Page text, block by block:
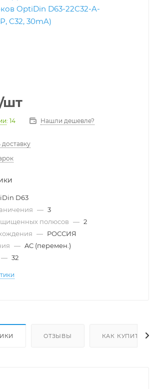
шт
: 14 Нашли дешевле?
доставку
D63
— 3
полюсов — 2
— РОССИЯ
— AC (перемен.)
— 32
ОТЗЫВЫ КАК КУПИТЬ